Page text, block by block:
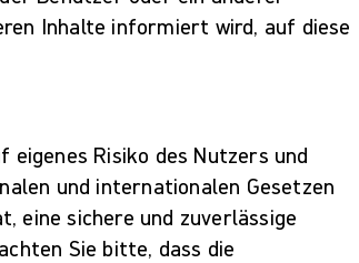
Inhalte informiert wird, auf diese
Risiko des Nutzers und
und internationalen Gesetzen
eine sichere und zuverlässige
Sie bitte, dass die